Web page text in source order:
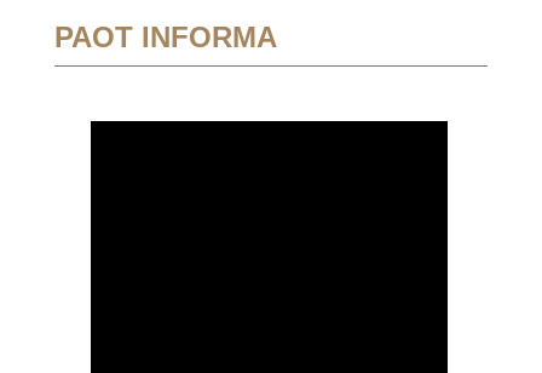
PAOT INFORMA